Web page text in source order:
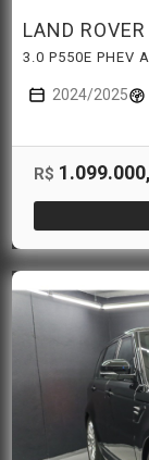
LAND ROVER
3.0 P550E PHEV
2024/2025
R$